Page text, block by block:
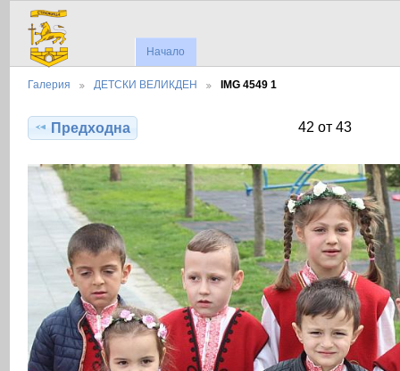
Начало
Галерия ДЕТСКИ ВЕЛИКДЕН IMG 4549 1
Предходна 42 от 43